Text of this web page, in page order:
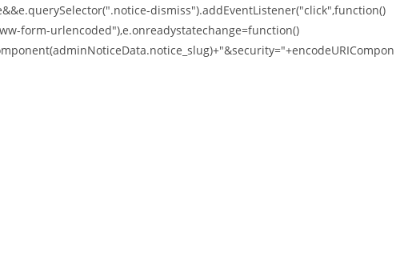
dismiss").addEventListener("click",function()
form-urlencoded"),e.onreadystatechange=function()